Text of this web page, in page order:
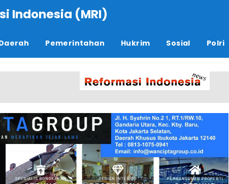
Indonesia (MRI)
Pemerintahan Hukrim Sosial Polri